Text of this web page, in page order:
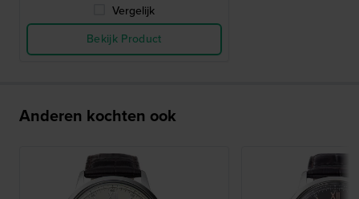
Vergelijk
Bekijk Product
Anderen kochten ook